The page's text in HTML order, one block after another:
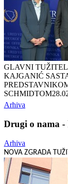
GLAVNI
KAJGANIĆ
SCHMIDTOM
Arhiva
Drugi o nama -
Arhiva
NOVA ZGRADA